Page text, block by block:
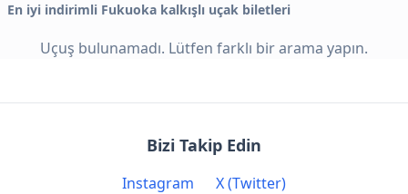
En iyi indirimli Fukuoka kalkışlı uçak biletleri
Uçuş bulunamadı. Lütfen farklı bir arama yapın.
Bizi Takip Edin
Instagram X (Twitter)